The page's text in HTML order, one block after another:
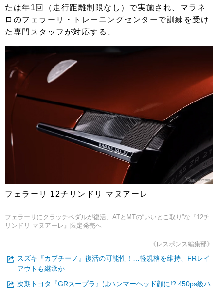
たは年1回（走行距離制限なし）で実施され、マラネ
ロのフェラーリ・トレーニングセンターで訓練を受け
た専門スタッフが対応する。
フェラーリ 12チリンドリ マヌアーレ
フェラーリにクラッチペダルが復活、ATとMTの“いいとこ取り”な『12チ
リンドリ マヌアーレ』限定発売へ
《レスポンス編集部》
スズキ『カプチーノ』復活の可能性！…軽規格を維持、FRレイ
アウトも継承か
次期トヨタ『GRスープラ』はハンマーヘッド顔に!? 450ps級ハ